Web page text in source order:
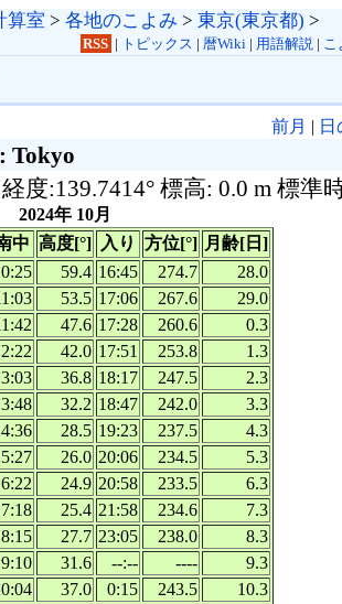
算室 > 各地のこよみ > 東京(東京都) >
RSS | トピックス | 暦Wiki| 用語解説| こ
前月 |
Tokyo
度:139.7414° 標高: 0.0 m 標準
2024年 10月
中 高度[°] 入り 方位[°] 月齢[日]
59.4 16:45 274.7
28.0
53.5 17:06 267.6
29.0
47.6 17:28 260.6
0.3
42.0 17:51 253.8
1.3
36.8 18:17 247.5
2.3
32.2 18:47 242.0
3.3
28.5 19:23 237.5
4.3
26.0 20:06 234.5
5.3
24.9 20:58 233.5
6.3
25.4 21:58 234.6
7.3
27.7 23:05 238.0
8.3
31.6 --:-- ----
9.3
37.0 0:15 243.5
10.3